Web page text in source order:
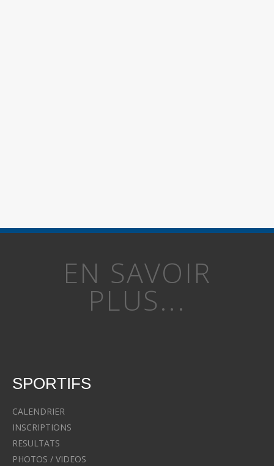
EN SAVOIR
PLUS...
SPORTIFS
CALENDRIER
INSCRIPTIONS
RESULTATS
PHOTOS / VIDEOS